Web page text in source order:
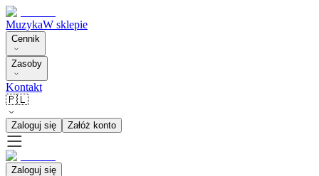
MuzykaW sklepie
Cennik
Zasoby
Kontakt
🇵🇱
Zaloguj się Załóż konto
Zaloguj się